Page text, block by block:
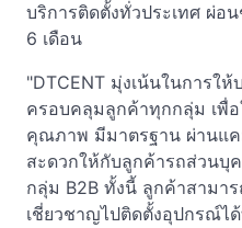
บริการติดตั้งทั่วประเทศ ผ่อ
6 เดือน
"DTCENT มุ่งเน้นในการให้
ครอบคลุมลูกค้าทุกกลุ่ม เพื่
คุณภาพ มีมาตรฐาน ผ่านแ
สะดวกให้กับลูกค้ารถส่วนบุ
กลุ่ม B2B ทั้งนี้ ลูกค้าสามาร
เชี่ยวชาญไปติดตั้งอุปกรณ์ไ